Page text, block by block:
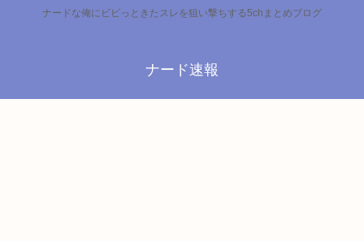
ナードな俺にビビっときたスレを狙い撃ちする5chまとめブログ
ナード速報